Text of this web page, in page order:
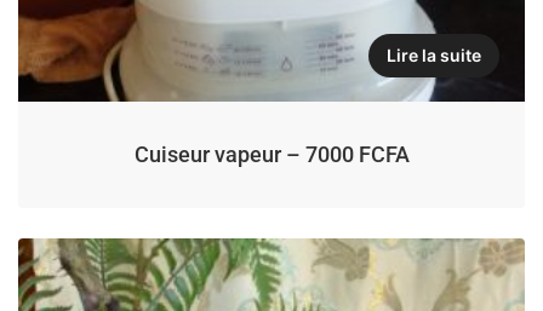
Lire la suite
Cuiseur vapeur – 7000 FCFA